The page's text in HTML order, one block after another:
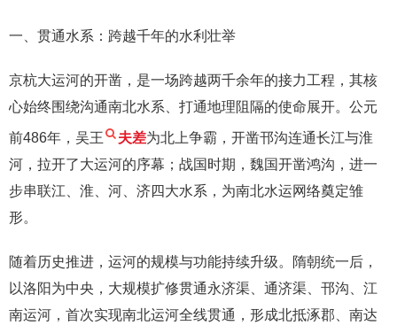
一、贯通水系：跨越千年的水利壮举
京杭大运河的开凿，是一场跨越两千余年的接力工程，其核
心始终围绕沟通南北水系、打通地理阻隔的使命展开。公元
前486年，吴王 夫差为北上争霸，开凿邗沟连通长江与淮
河，拉开了大运河的序幕；战国时期，魏国开凿鸿沟，进一
步串联江、淮、河、济四大水系，为南北水运网络奠定雏
形。
随着历史推进，运河的规模与功能持续升级。隋朝统一后，
以洛阳为中央，大规模扩修贯通永济渠、通济渠、邗沟、江
南运河，首次实现南北运河全线贯通，形成北抵涿郡、南达